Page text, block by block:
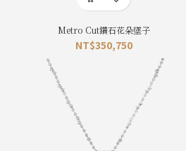
Metro Cut鑽石花朵墜子
NT$350,750